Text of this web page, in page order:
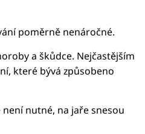
poměrně nenáročné.
a škůdce. Nejčastějším
které bývá způsobeno
nutné, na jaře snesou